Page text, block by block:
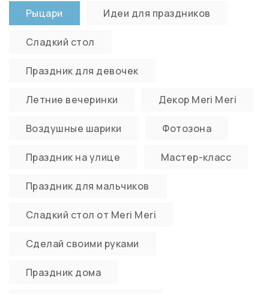
Рыцари Идеи для праздников
Сладкий стол
Праздник для девочек
Летние вечеринки Декор Meri Meri
Воздушные шарики Фотозона
Праздник на улице Мастер-класс
Праздник для мальчиков
Сладкий стол от Meri Meri
Сделай своими руками
Праздник дома